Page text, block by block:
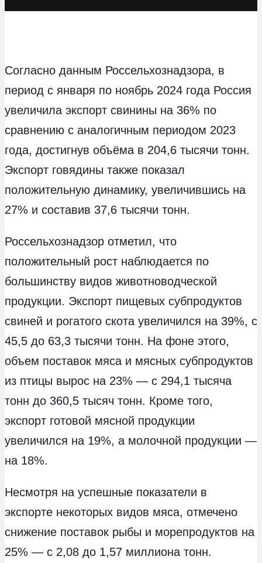
Согласно данным Россельхознадзора, в
период с января по ноябрь 2024 года Россия
увеличила экспорт свинины на 36% по
сравнению с аналогичным периодом 2023
года, достигнув объёма в 204,6 тысячи тонн.
Экспорт говядины также показал
положительную динамику, увеличившись на
27% и составив 37,6 тысячи тонн.
Россельхознадзор отметил, что
положительный рост наблюдается по
большинству видов животноводческой
продукции. Экспорт пищевых субпродуктов
свиней и рогатого скота увеличился на 39%, с
45,5 до 63,3 тысячи тонн. На фоне этого,
объем поставок мяса и мясных субпродуктов
из птицы вырос на 23% — с 294,1 тысяча
тонн до 360,5 тысяч тонн. Кроме того,
экспорт готовой мясной продукции
увеличился на 19%, а молочной продукции —
на 18%.
Несмотря на успешные показатели в
экспорте некоторых видов мяса, отмечено
снижение поставок рыбы и морепродуктов на
25% — с 2,08 до 1,57 миллиона тонн.